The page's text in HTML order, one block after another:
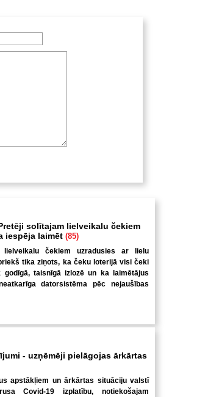
solītajam lielveikalu čekiem
iespēja laimēt (85)
lielveikalu čekiem uzradusies ar lielu
tika ziņots, ka čeku loterijā visi čeki
godīgā, taisnīgā izlozē un ka laimētājus
datorsistēma pēc nejaušības
- uzņēmēji pielāgojas ārkārtas
apstākļiem un ārkārtas situāciju valstī
Covid-19 izplatību, notiekošajam